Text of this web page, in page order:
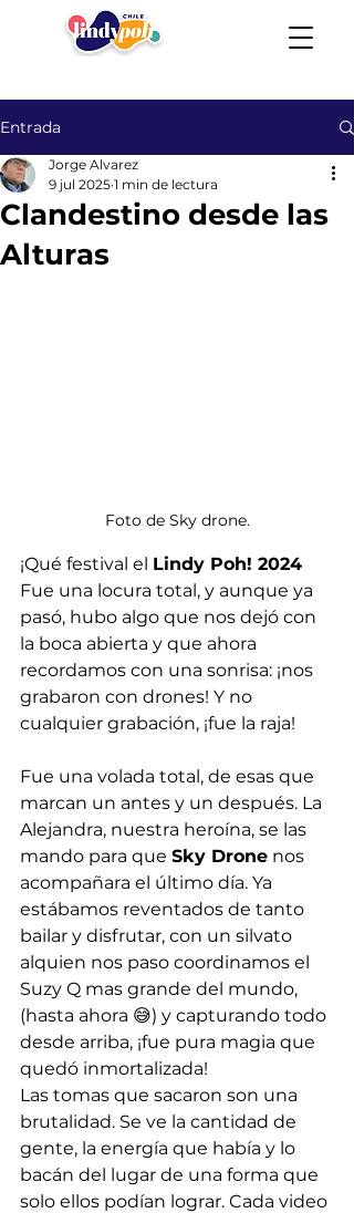
Entrada
Clandestino desde las
Alturas
Jorge Alvarez
9 jul 2025 1 min de lectura
Foto de Sky drone.
¡Qué festival el Lindy Poh! 2024
Fue una locura total, y aunque ya
pasó, hubo algo que nos dejó con
la boca abierta y que ahora
recordamos con una sonrisa: ¡nos
grabaron con drones! Y no
cualquier grabación, ¡fue la raja!
Fue una volada total, de esas que
marcan un antes y un después. La
Alejandra, nuestra heroína, se las
mando para que Sky Drone nos
acompañara el último día. Ya
estábamos reventados de tanto
bailar y disfrutar, con un silvato
alquien nos paso coordinamos el
Suzy Q mas grande del mundo,
(hasta ahora 😅) y capturando todo
desde arriba, ¡fue pura magia que
quedó inmortalizada!
Las tomas que sacaron son una
brutalidad. Se ve la cantidad de
gente, la energía que había y lo
bacán del lugar de una forma que
solo ellos podían lograr. Cada video